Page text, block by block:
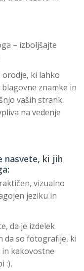
– izboljšajte
ki lahko
znamke in
vaših strank.
na vedenje
nasvete, ki jih
vizualno
jeziku in
da je izdelek
da so fotografije, ki
kakovostne
:),